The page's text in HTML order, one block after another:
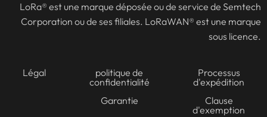
LoRa® est une marque déposée ou de service de Semtech
Corporation ou de ses filiales. LoRaWAN® est une marque
sous licence.
Légal
politique de
confidentialité
Garantie
Processus
d'expédition
Clause
d'exemption
TH
DE
AR